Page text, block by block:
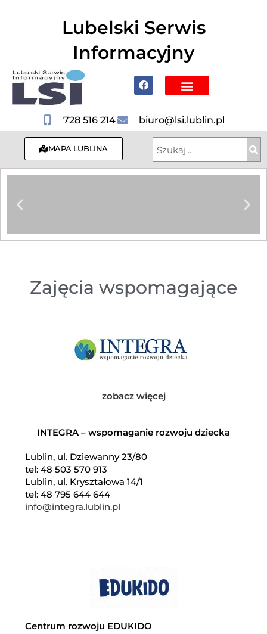
Lubelski Serwis
Informacyjny
728 516 214 biuro@lsi.lublin.pl
MAPA LUBLINA
Zajęcia wspomagające
zobacz więcej
INTEGRA – wspomaganie rozwoju dziecka
Lublin, ul. Dziewanny 23/80
tel: 48 503 570 913
Lublin, ul. Kryształowa 14/1
tel: 48 795 644 644
info@integra.lublin.pl
Centrum rozwoju EDUKIDO